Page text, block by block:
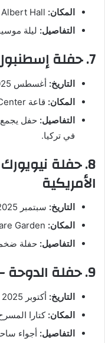
المكان:
التفاصيل: ليلة
7. حفلة إسطنبول – تركيا
التاريخ: أغسطس 2025
المكان: قاعة Istanbul Congress Center
التفاصيل: حفل يجمع
في تركيا.
8. حفلة
الأمريكية
التاريخ: سبتمبر 2025
المكان:
التفاصيل: حفلة
9. حفلة الدوحة – قطر
التاريخ: أكتوبر 2025
المكان: كتارا
التفاصيل: أجواء